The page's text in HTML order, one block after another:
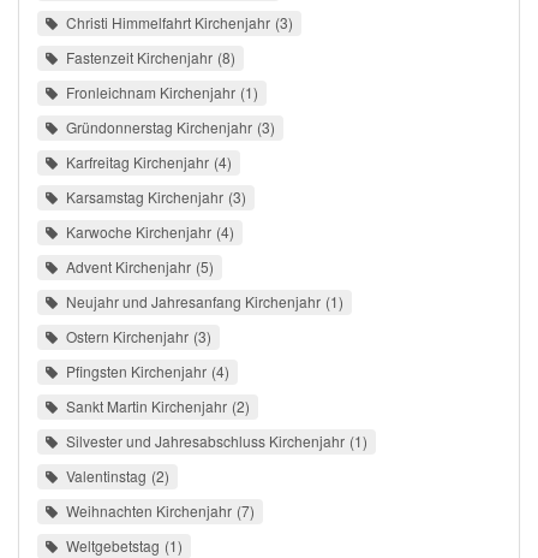
Christi Himmelfahrt Kirchenjahr 3
Fastenzeit Kirchenjahr 8
Fronleichnam Kirchenjahr 1
Gründonnerstag Kirchenjahr 3
Karfreitag Kirchenjahr 4
Karsamstag Kirchenjahr 3
Karwoche Kirchenjahr 4
Advent Kirchenjahr 5
Neujahr und Jahresanfang Kirchenjahr 1
Ostern Kirchenjahr 3
Pfingsten Kirchenjahr 4
Sankt Martin Kirchenjahr 2
Silvester und Jahresabschluss Kirchenjahr 1
Valentinstag 2
Weihnachten Kirchenjahr 7
Weltgebetstag 1